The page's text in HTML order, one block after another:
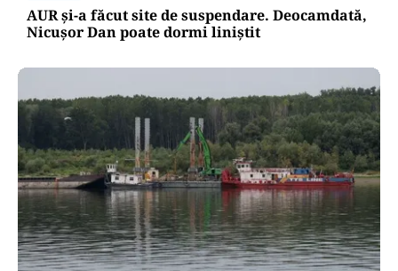
AUR și-a făcut site de suspendare. Deocamdată,
Nicușor Dan poate dormi liniștit